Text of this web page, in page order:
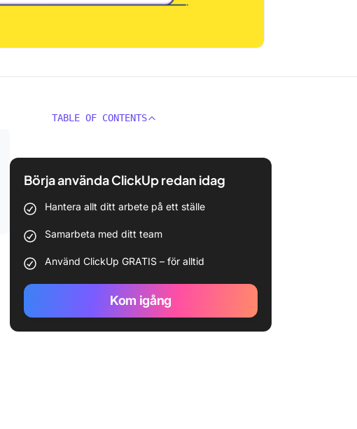
TABLE OF CONTENTS
Börja använda ClickUp redan idag
Hantera allt ditt arbete på ett ställe
Samarbeta med ditt team
Använd ClickUp GRATIS – för alltid
Kom igång